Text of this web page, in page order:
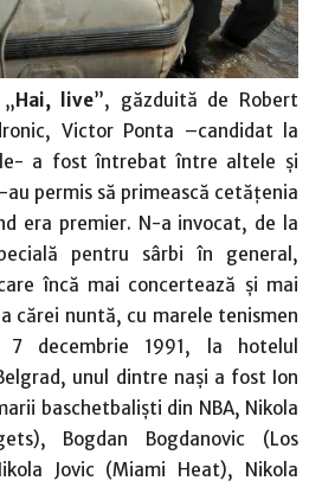
Hai, live”, găzduită de Robert
Victor Ponta –candidat la
a fost întrebat între altele şi
permis să primească cetăţenia
era premier. N-a invocat, de la
pentru sârbi în general,
încă mai concertează şi mai
cărei nuntă, cu marele tenismen
7 decembrie 1991, la hotelul
unul dintre naşi a fost Ion
baschetbalişti din NBA, Nikola
Bogdan Bogdanovic (Los
Jovic (Miami Heat), Nikola